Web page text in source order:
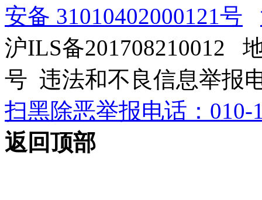
安备 31010402000121号
沪ILS备201708210012
号 违法和不良信息举报
扫黑除恶举报电话：010-
返回顶部